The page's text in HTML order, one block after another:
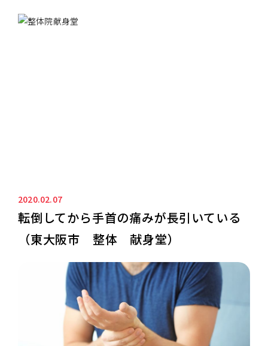
2020.02.07
転倒してから手首の痛みが長引いている
（東大阪市 整体 献身堂）